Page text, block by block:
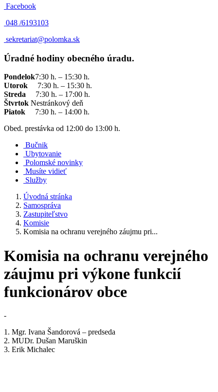
Facebook
048 /6193103
sekretariat@polomka.sk
Úradné hodiny obecného úradu.
Pondelok7:30 h. – 15:30 h.
Utorok 7:30 h. – 15:30 h.
Streda 7:30 h. – 17:00 h.
Štvrtok Nestránkový deň
Piatok
7:30 h. – 14:00 h.
Obed. prestávka od 12:00 do 13:00 h.
Bučnik
Ubytovanie
Polomské novinky
Musíte vidieť
Služby
Úvodná stránka
Samospráva
Zastupiteľstvo
Komisie
Komisia na ochranu verejného záujmu pri...
Komisia na ochranu verejného
záujmu pri výkone funkcií
funkcionárov obce
-
1. Mgr. Ivana Šandorová – predseda
2. MUDr. Dušan Maruškin
3. Erik Michalec